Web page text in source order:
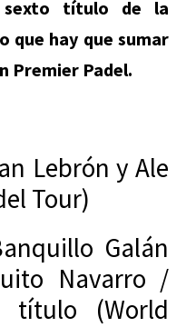
sexto título de la
que hay que sumar
Premier Padel.
Lebrón y Ale
Tour)
Galán
Navarro /
título (World